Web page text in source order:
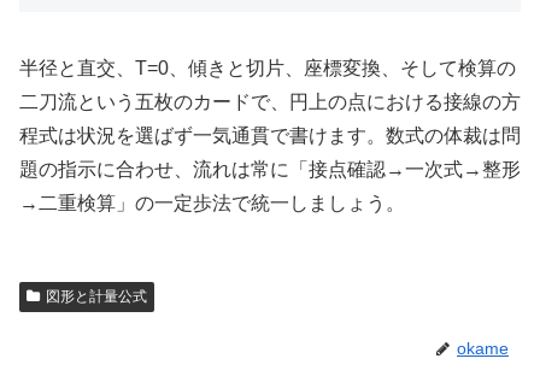
半径と直交、T=0、傾きと切片、座標変換、そして検算の
二刀流という五枚のカードで、円上の点における接線の方
程式は状況を選ばず一気通貫で書けます。数式の体裁は問
題の指示に合わせ、流れは常に「接点確認→一次式→整形
→二重検算」の一定歩法で統一しましょう。
図形と計量公式
okame